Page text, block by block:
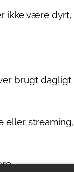
ikke være dyrt,
brugt dagligt
eller streaming,